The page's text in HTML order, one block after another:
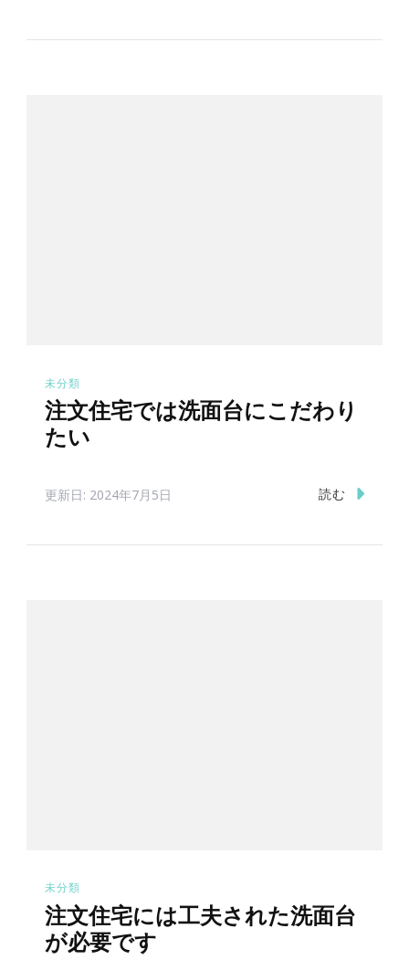
未分類
注文住宅では洗面台にこだわり
たい
更新日: 2024年7月5日 読む
未分類
注文住宅には工夫された洗面台
が必要です